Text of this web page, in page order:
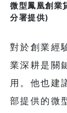
微型鳳凰創業
分署提供)
對於創業經
業深耕是關
用。他也建
部提供的微